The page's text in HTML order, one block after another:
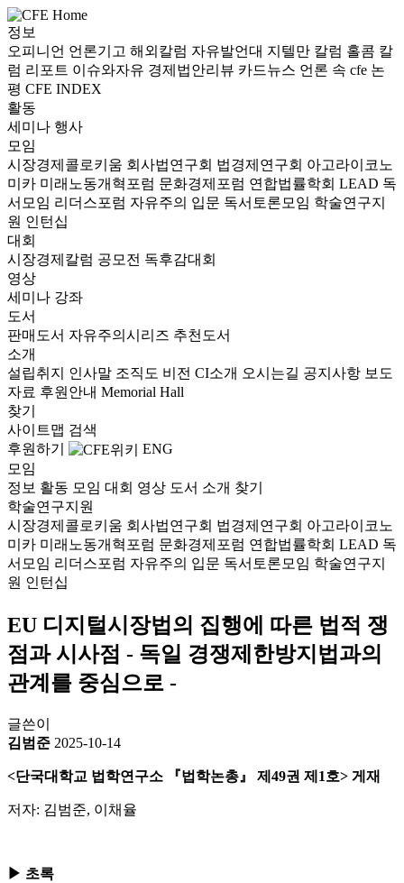
정보
오피니언 언론기고 해외칼럼 자유발언대 지텔만 칼럼 홀콤 칼
럼 리포트 이슈와자유 경제법안리뷰 카드뉴스 언론 속 cfe 논
평 CFE INDEX
활동
세미나 행사
모임
시장경제콜로키움 회사법연구회 법경제연구회 아고라이코노
미카 미래노동개혁포럼 문화경제포럼 연합법률학회 LEAD 독
서모임 리더스포럼 자유주의 입문 독서토론모임 학술연구지
원 인턴십
대회
시장경제칼럼 공모전 독후감대회
영상
세미나 강좌
도서
판매도서 자유주의시리즈 추천도서
소개
설립취지 인사말 조직도 비전 CI소개 오시는길 공지사항 보도
자료 후원안내 Memorial Hall
찾기
사이트맵 검색
후원하기
ENG
모임
정보 활동 모임 대회 영상 도서 소개 찾기
학술연구지원
시장경제콜로키움 회사법연구회 법경제연구회 아고라이코노
미카 미래노동개혁포럼 문화경제포럼 연합법률학회 LEAD 독
서모임 리더스포럼 자유주의 입문 독서토론모임 학술연구지
원 인턴십
EU 디지털시장법의 집행에 따른 법적 쟁
점과 시사점 - 독일 경쟁제한방지법과의
관계를 중심으로 -
글쓴이
김범준 2025-10-14
<단국대학교 법학연구소 『법학논총』 제49권 제1호> 게재
저자: 김범준, 이채율
▶ 초록